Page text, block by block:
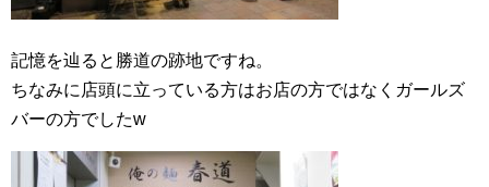
記憶を辿ると勝道の跡地ですね。
ちなみに店頭に立っている方はお店の方ではなくガールズ
バーの方でしたw